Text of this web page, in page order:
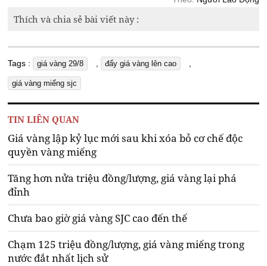
Thích và chia sẻ bài viết này :
Tags : giá vàng 29/8 , đẩy giá vàng lên cao ,
giá vàng miếng sjc
TIN LIÊN QUAN
Giá vàng lập kỷ lục mới sau khi xóa bỏ cơ chế độc
quyền vàng miếng
Tăng hơn nửa triệu đồng/lượng, giá vàng lại phá
đỉnh
Chưa bao giờ giá vàng SJC cao đến thế
Chạm 125 triệu đồng/lượng, giá vàng miếng trong
nước đắt nhất lịch sử